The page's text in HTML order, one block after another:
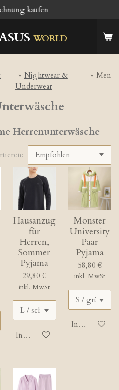
WORLD
kaufen
» Nightwear &
Underwear
» Men
Herrenunterwäsche
Hausanzug
für
Herren,
Sommer
Pyjama
29,80 €
inkl. MwSt
In den Warenkorb
Monster
University
Paar
Pyjama
58,80 €
inkl. MwSt
In den